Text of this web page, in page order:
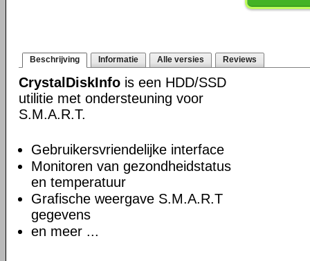
Beschrijving Informatie Alle versies Reviews
CrystalDiskInfo is een HDD/SSD
utilitie met ondersteuning voor
S.M.A.R.T.
Gebruikersvriendelijke interface
Monitoren van gezondheidstatus
en temperatuur
Grafische weergave S.M.A.R.T
gegevens
en meer ...